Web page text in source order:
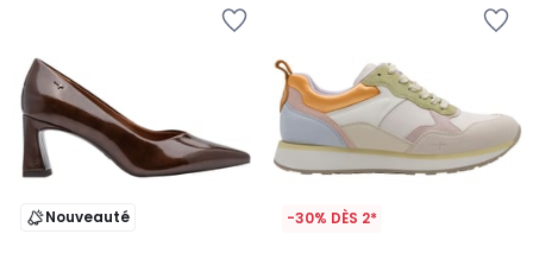
Nouveauté -30% DÈS 2*